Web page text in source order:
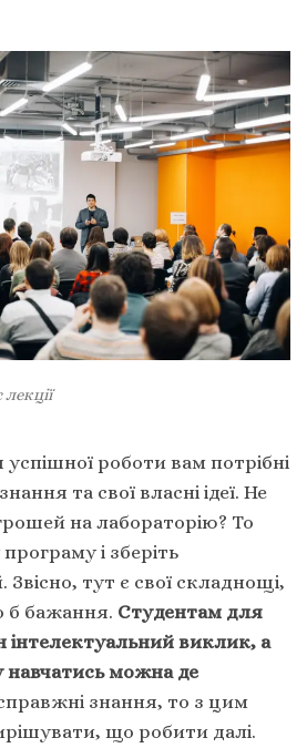
роботи вам потрібні
та свої власні ідеї. Не
на лабораторію? То
і зберіть
тут є свої складнощі,
б бажання. Студентам для
інтелектуальний виклик, а
навчатись можна де
знання, то з цим
що робити далі.